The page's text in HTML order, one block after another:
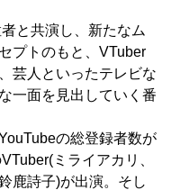
と共演し、新たなム
プトのもと、VTuber
芸人といったテレビな
一面を見出していく番
の総登録者数が
ミライアカリ、
鹿詩子)が出演。そし